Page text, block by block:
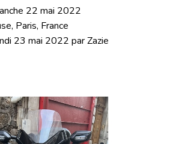
22 mai 2022
Paris, France
23 mai 2022 par Zazie